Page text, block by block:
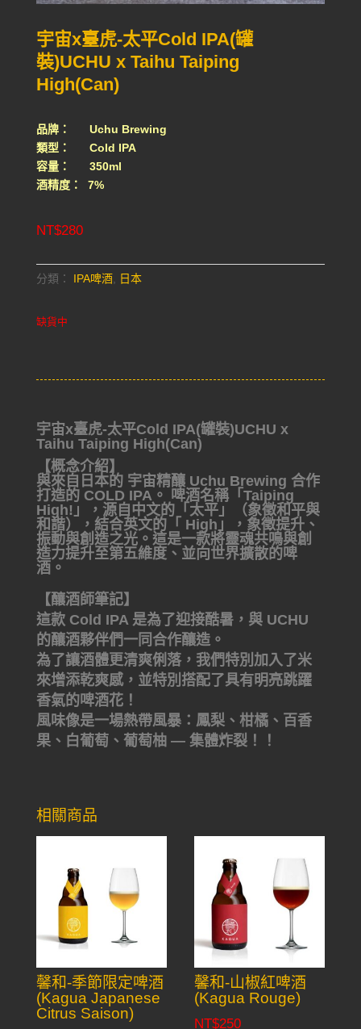
宇宙x臺虎-太平Cold IPA(罐
裝)UCHU x Taihu Taiping
High(Can)
品牌： Uchu Brewing
類型： Cold IPA
容量： 350ml
酒精度： 7%
NT$280
分類： IPA啤酒, 日本
缺貨中
宇宙x臺虎-太平Cold IPA(罐裝)UCHU x
Taihu Taiping High(Can)
【概念介紹】
與來自日本的 宇宙精釀 Uchu Brewing 合作
打造的 COLD IPA。 啤酒名稱「Taiping
High!」，源自中文的「太平」（象徵和平與
和諧），結合英文的「 High」，象徵提升、
振動與創造之光。這是一款將靈魂共鳴與創
造力提升至第五維度、並向世界擴散的啤
酒。
【釀酒師筆記】
這款 Cold IPA 是為了迎接酷暑，與 UCHU
的釀酒夥伴們一同合作釀造。
為了讓酒體更清爽俐落，我們特別加入了米
來增添乾爽感，並特別搭配了具有明亮跳躍
香氣的啤酒花！
風味像是一場熱帶風暴：鳳梨、柑橘、百香
果、白葡萄、葡萄柚 — 集體炸裂！！
相關商品
馨和-季節限定啤酒
(Kagua Japanese
Citrus Saison)
馨和-山椒紅啤酒
(Kagua Rouge)
NT$250